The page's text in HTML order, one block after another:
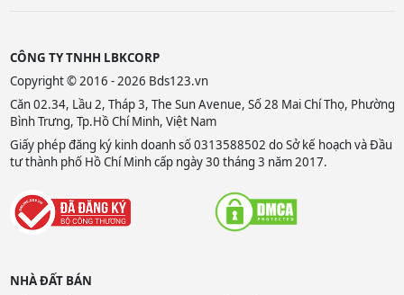
CÔNG TY TNHH LBKCORP
Copyright © 2016 - 2026 Bds123.vn
Căn 02.34, Lầu 2, Tháp 3, The Sun Avenue, Số 28 Mai Chí Thọ, Phường
Bình Trưng, Tp.Hồ Chí Minh, Việt Nam
Giấy phép đăng ký kinh doanh số 0313588502 do Sở kế hoạch và Đầu
tư thành phố Hồ Chí Minh cấp ngày 30 tháng 3 năm 2017.
NHÀ ĐẤT BÁN